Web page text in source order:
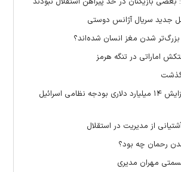
جدید سریال آژانس دوستی
شدن مغز انسان شده‌اند؟
اماراتی در تنگه هرمز
نتانیاهو خواستار افزایش ۱۴ میلیارد دلاری بودجه نظامی اسرائیل
از مدیریت در استقلال
رحمان چه بود؟